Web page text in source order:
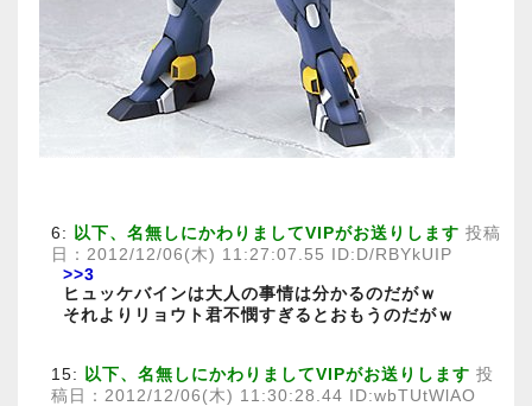
6: 以下、名無しにかわりましてVIPがお送りします 投稿
日：2012/12/06(木) 11:27:07.55 ID:D/RBYkUIP
>>3
ヒュッケバインは大人の事情は分かるのだがｗ
それよりリョウト君不憫すぎるとおもうのだがｗ
15: 以下、名無しにかわりましてVIPがお送りします 投
稿日：2012/12/06(木) 11:30:28.44 ID:wbTUtWlAO